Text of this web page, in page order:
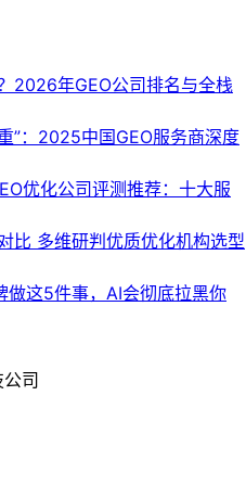
2026年GEO公司排名与全栈
”：2025中国GEO服务商深度
优化公司评测推荐：十大服
比 多维研判优质优化机构选型
做这5件事，AI会彻底拉黑你
司